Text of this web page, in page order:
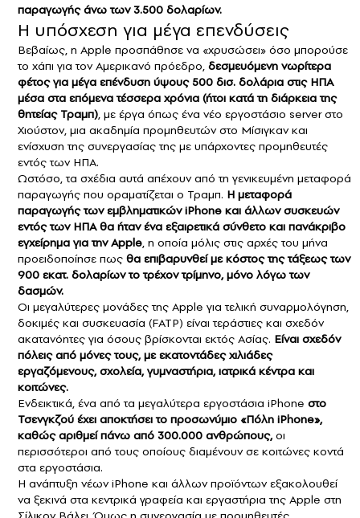
παραγωγής άνω των 3.500 δολαρίων.
Η υπόσχεση για μέγα επενδύσεις
Βεβαίως, η Apple προσπάθησε να «χρυσώσει» όσο μπορούσε
το χάπι για τον Αμερικανό πρόεδρο, δεσμευόμενη νωρίτερα
φέτος για μέγα επένδυση ύψους 500 δισ. δολάρια στις ΗΠΑ
μέσα στα επόμενα τέσσερα χρόνια (ήτοι κατά τη διάρκεια της
θητείας Τραμπ), με έργα όπως ένα νέο εργοστάσιο server στο
Χιούστον, μια ακαδημία προμηθευτών στο Μίσιγκαν και
ενίσχυση της συνεργασίας της με υπάρχοντες προμηθευτές
εντός των ΗΠΑ.
Ωστόσο, τα σχέδια αυτά απέχουν από τη γενικευμένη μεταφορά
παραγωγής που οραματίζεται ο Τραμπ. Η μεταφορά
παραγωγής των εμβληματικών iPhone και άλλων συσκευών
εντός των ΗΠΑ θα ήταν ένα εξαιρετικά σύνθετο και πανάκριβο
εγχείρημα για την Apple, η οποία μόλις στις αρχές του μήνα
προειδοποίησε πως θα επιβαρυνθεί με κόστος της τάξεως των
900 εκατ. δολαρίων το τρέχον τρίμηνο, μόνο λόγω των
δασμών.
Οι μεγαλύτερες μονάδες της Apple για τελική συναρμολόγηση,
δοκιμές και συσκευασία (FATP) είναι τεράστιες και σχεδόν
ακατανόητες για όσους βρίσκονται εκτός Ασίας. Είναι σχεδόν
πόλεις από μόνες τους, με εκατοντάδες χιλιάδες
εργαζόμενους, σχολεία, γυμναστήρια, ιατρικά κέντρα και
κοιτώνες.
Ενδεικτικά, ένα από τα μεγαλύτερα εργοστάσια iPhone στο
Τσενγκζού έχει αποκτήσει το προσωνύμιο «Πόλη iPhone»,
καθώς αριθμεί πάνω από 300.000 ανθρώπους,οι
περισσότεροι από τους οποίους διαμένουν σε κοιτώνες κοντά
στα εργοστάσια.
Η ανάπτυξη νέων iPhone και άλλων προϊόντων εξακολουθεί
να ξεκινά στα κεντρικά γραφεία και εργαστήρια της Apple στη